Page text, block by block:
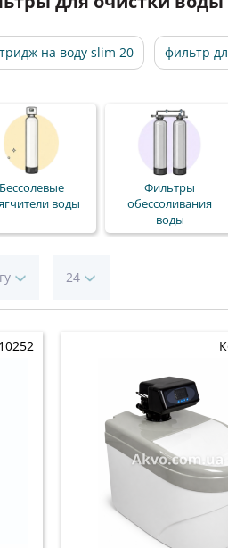
на воду slim 20 фильтр
Беcсолевые
воды
Фильтры
обессоливания
воды
24